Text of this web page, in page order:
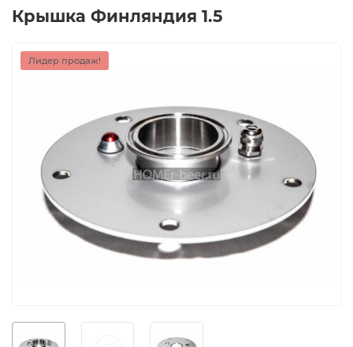
Крышка Финляндия 1.5
Лидер продаж!